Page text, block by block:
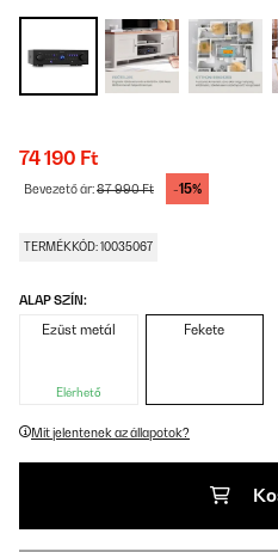
74 190 Ft
Bevezető ár:87 990 Ft -15%
TERMÉKKÓD: 10035067
ALAP SZÍN:
Ezüst metál
Elérhető
Fekete
Mit jelentenek az állapotok?